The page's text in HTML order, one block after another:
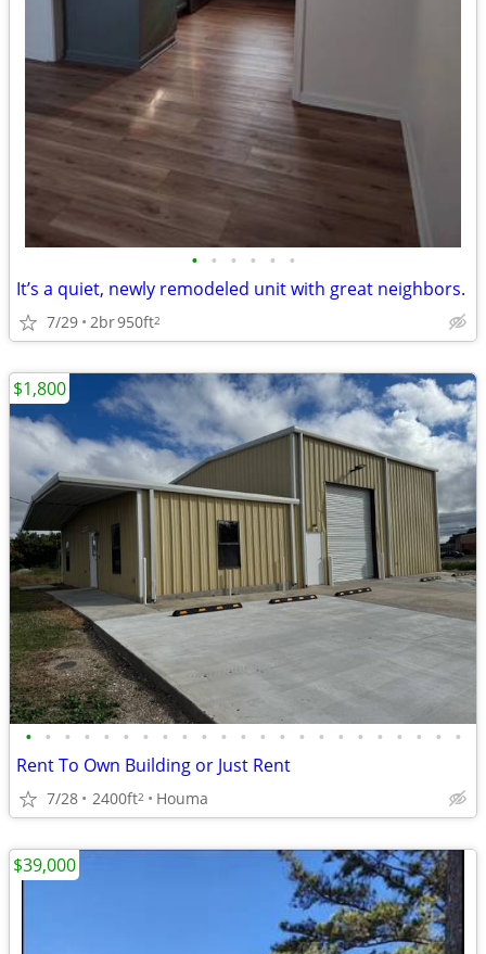
• • • • • •
It’s a quiet, newly remodeled unit with great neighbors.
7/29 2br950ft2
• • • • • • • • • • • • • • • • • • • • • • •
Rent To Own Building or Just Rent
7/28 2400ft2 Houma
$1,800
$39,000